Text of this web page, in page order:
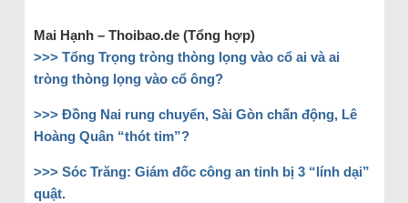
Mai Hạnh – Thoibao.de (Tổng hợp)
>>> Tổng Trọng tròng thòng lọng vào cổ ai và ai
tròng thòng lọng vào cổ ông?
>>> Đồng Nai rung chuyển, Sài Gòn chấn động, Lê
Hoàng Quân “thót tim”?
>>> Sóc Trăng: Giám đốc công an tỉnh bị 3 “lính dại”
quật.